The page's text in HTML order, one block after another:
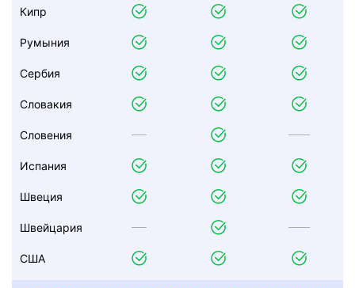
Кипр
Румыния
Сербия
Словакия
Словения
Испания
Швеция
Швейцария
США